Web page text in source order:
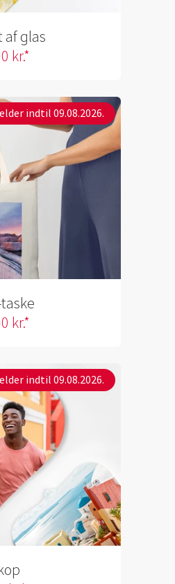
glas
kr.*
indtil 09.08.2026.
kr.*
indtil 09.08.2026.